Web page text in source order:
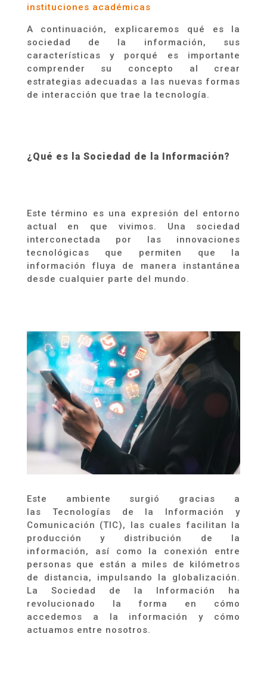
instituciones académicas
A continuación,
explicaremos qué es la
sociedad de la información, sus
características y porqué es importante
comprender su concepto al crear
estrategias adecuadas a las nuevas formas
de interacción que trae la tecnología.
¿Qué es la Sociedad de la Información?
Este término es una expresión del entorno
actual en que vivimos. Una sociedad
interconectada por las innovaciones
tecnológicas que permiten que la
información fluya de manera instantánea
desde cualquier parte del mundo.
Este ambiente surgió gracias a
las
Tecnologías de la Información y
Comunicación (TIC), las cuales facilitan la
producción y distribución de la
información, así como la conexión entre
personas que están a miles de kilómetros
de distancia, impulsando la globalización.
La Sociedad de la Información
ha
revolucionado la forma en cómo
accedemos a la información y cómo
actuamos entre nosotros.